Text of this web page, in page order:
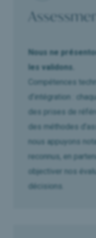
Nous ne
les validons.
Compétences
d’intégration :
des prises de
des méthodes
nous appuyons
reconnus, en
objectiver nos
décisions.